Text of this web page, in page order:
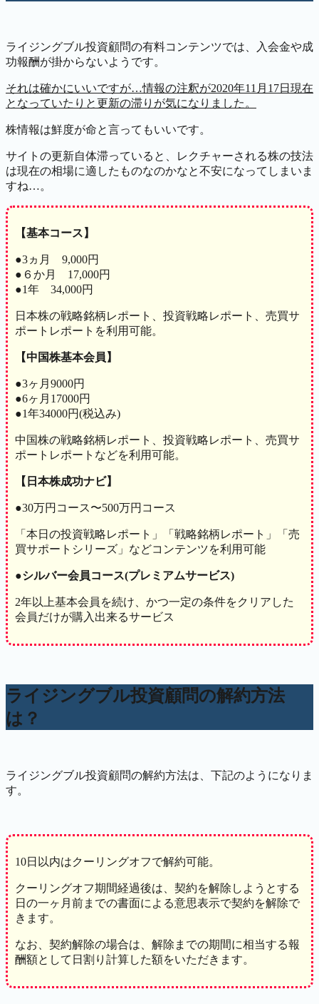
ライジングブル投資顧問の有料コンテンツでは、入会金や成
功報酬が掛からないようです。
それは確かにいいですが…情報の注釈が2020年11月17日現在
となっていたりと更新の滞りが気になりました。
株情報は鮮度が命と言ってもいいです。
サイトの更新自体滞っていると、レクチャーされる株の技法
は現在の相場に適したものなのかなと不安になってしまいま
すね…。
【基本コース】
●3ヵ月 9,000円
●６か月 17,000円
●1年 34,000円
日本株の戦略銘柄レポート、投資戦略レポート、売買サ
ポートレポートを利用可能。
【中国株基本会員】
●3ヶ月9000円
●6ヶ月17000円
●1年34000円(税込み)
中国株の戦略銘柄レポート、投資戦略レポート、売買サ
ポートレポートなどを利用可能。
【日本株成功ナビ】
●30万円コース〜500万円コース
「本日の投資戦略レポート」「戦略銘柄レポート」「売
買サポートシリーズ」などコンテンツを利用可能
●シルバー会員コース(プレミアムサービス)
2年以上基本会員を続け、かつ一定の条件をクリアした
会員だけが購入出来るサービス
ライジングブル投資顧問の解約方法
は？
ライジングブル投資顧問の解約方法は、下記のようになりま
す。
10日以内はクーリングオフで解約可能。
クーリングオフ期間経過後は、契約を解除しようとする
日の一ヶ月前までの書面による意思表示で契約を解除で
きます。
なお、契約解除の場合は、解除までの期間に相当する報
酬額として日割り計算した額をいただきます。